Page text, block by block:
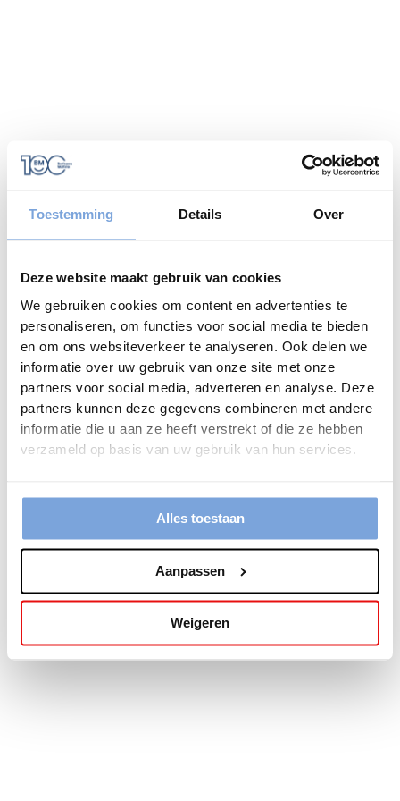
Toestemming Details Over
Deze website maakt gebruik van cookies
We gebruiken cookies om content en advertenties te
personaliseren, om functies voor social media te bieden
en om ons websiteverkeer te analyseren. Ook delen we
informatie over uw gebruik van onze site met onze
partners voor social media, adverteren en analyse. Deze
partners kunnen deze gegevens combineren met andere
informatie die u aan ze heeft verstrekt of die ze hebben
verzameld op basis van uw gebruik van hun services.
Alles toestaan
Aanpassen
Weigeren
Application error: a client-side exception has occurred while
loading
www.bariseaumottrie.be (see the browser console
more information).